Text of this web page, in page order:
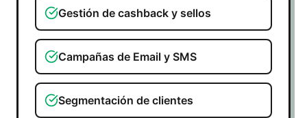
Gestión de cashback y sellos
Campañas de Email y SMS
Segmentación de clientes